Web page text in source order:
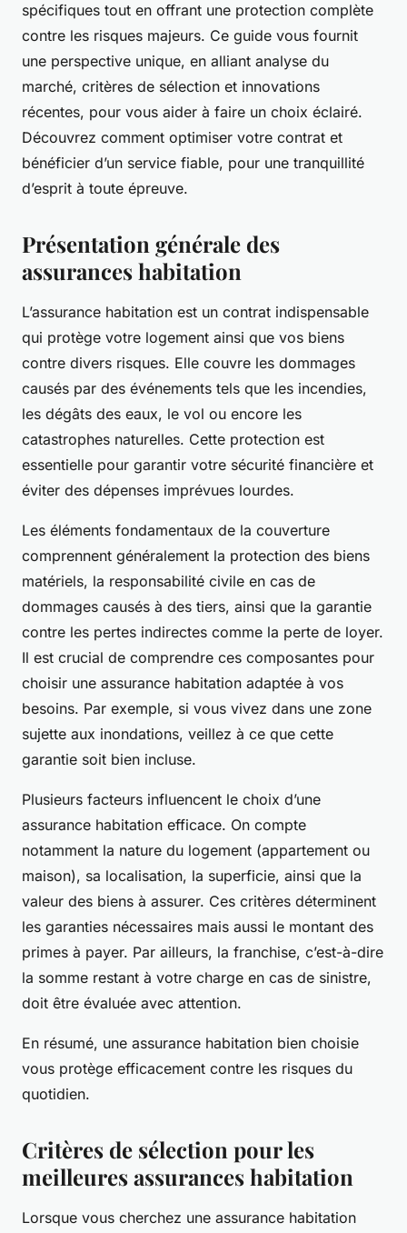
spécifiques tout en offrant une protection complète
contre les risques majeurs. Ce guide vous fournit
une perspective unique, en alliant analyse du
marché, critères de sélection et innovations
récentes, pour vous aider à faire un choix éclairé.
Découvrez comment optimiser votre contrat et
bénéficier d’un service fiable, pour une tranquillité
d’esprit à toute épreuve.
Présentation générale des
assurances habitation
L’assurance habitation est un contrat indispensable
qui protège votre logement ainsi que vos biens
contre divers risques. Elle couvre les dommages
causés par des événements tels que les incendies,
les dégâts des eaux, le vol ou encore les
catastrophes naturelles. Cette protection est
essentielle pour garantir votre sécurité financière et
éviter des dépenses imprévues lourdes.
Les éléments fondamentaux de la couverture
comprennent généralement la protection des biens
matériels, la responsabilité civile en cas de
dommages causés à des tiers, ainsi que la garantie
contre les pertes indirectes comme la perte de loyer.
Il est crucial de comprendre ces composantes pour
choisir une assurance habitation adaptée à vos
besoins. Par exemple, si vous vivez dans une zone
sujette aux inondations, veillez à ce que cette
garantie soit bien incluse.
Plusieurs facteurs influencent le choix d’une
assurance habitation efficace. On compte
notamment la nature du logement (appartement ou
maison), sa localisation, la superficie, ainsi que la
valeur des biens à assurer. Ces critères déterminent
les garanties nécessaires mais aussi le montant des
primes à payer. Par ailleurs, la franchise, c’est-à-dire
la somme restant à votre charge en cas de sinistre,
doit être évaluée avec attention.
En résumé, une assurance habitation bien choisie
vous protège efficacement contre les risques du
quotidien.
Critères de sélection pour les
meilleures assurances habitation
Lorsque vous cherchez une assurance habitation